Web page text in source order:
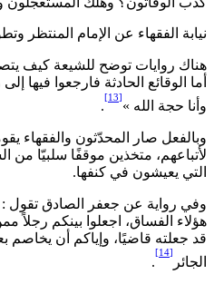
الفقهاء عن الإمام المنتظر
روايات توضح للشيعة كيف
الوقائع الحادثة فارجعوا فيها
حجة الله »
.
صار المحدّثون والفقهاء
متخذين موقفًا سلبيّا من
يعيشون في كنفها.
رواية عن جعفر الصادق تقول : «
الفساق، اجعلوا بينكم رجلاً
جعلته قاضيًا، وإياكم أن يخاصم
.